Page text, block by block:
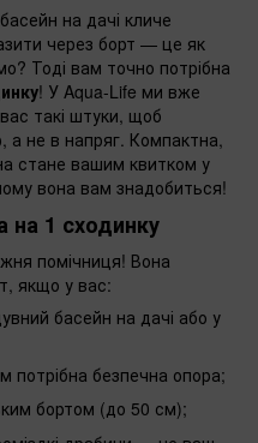
на дачі кличе
через борт — це як
Тоді вам точно потрібна
! У Aqua-Life ми вже
такі штуки, щоб
а не в напряг. Компактна,
стане вашим квитком у
вона вам знадобиться!
на 1 сходинку
помічниця! Вона
якщо у вас:
басейн на дачі або у
безпечна опора;
бортом (до 50 см);